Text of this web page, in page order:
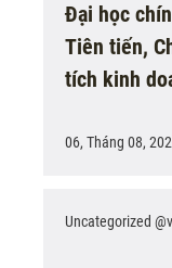
Đại học
Tiên tiến,
tích kinh
06, Tháng 08,
Uncategorized